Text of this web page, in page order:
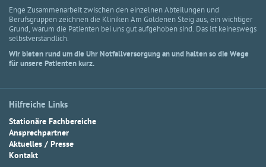
Enge Zusammenarbeit zwischen den einzelnen Abteilungen und
Berufsgruppen zeichnen die Kliniken Am Goldenen Steig aus, ein wichtiger
Grund, warum die Patienten bei uns gut aufgehoben sind. Das ist keineswegs
selbstverständlich.
Wir bieten rund um die Uhr Notfallversorgung an und halten so die Wege
für unsere Patienten kurz.
Hilfreiche Links
Stationäre Fachbereiche
Ansprechpartner
Aktuelles / Presse
Kontakt